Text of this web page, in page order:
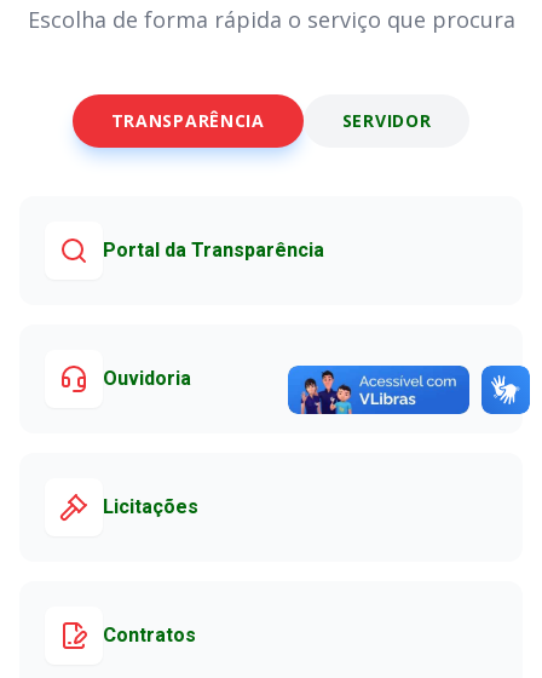
Escolha de forma rápida o serviço que procura
TRANSPARÊNCIA SERVIDOR
Portal da Transparência
Ouvidoria
Licitações
Contratos